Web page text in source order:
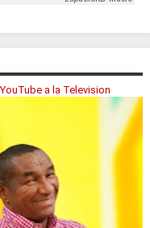
a la Television